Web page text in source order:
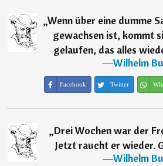
„Wenn über eine dumme
gewachsen ist, kommt
gelaufen, das alles
―Wilhelm
Facebook Twitter
„Drei Wochen war der
Jetzt raucht er wieder.
―Wilhelm